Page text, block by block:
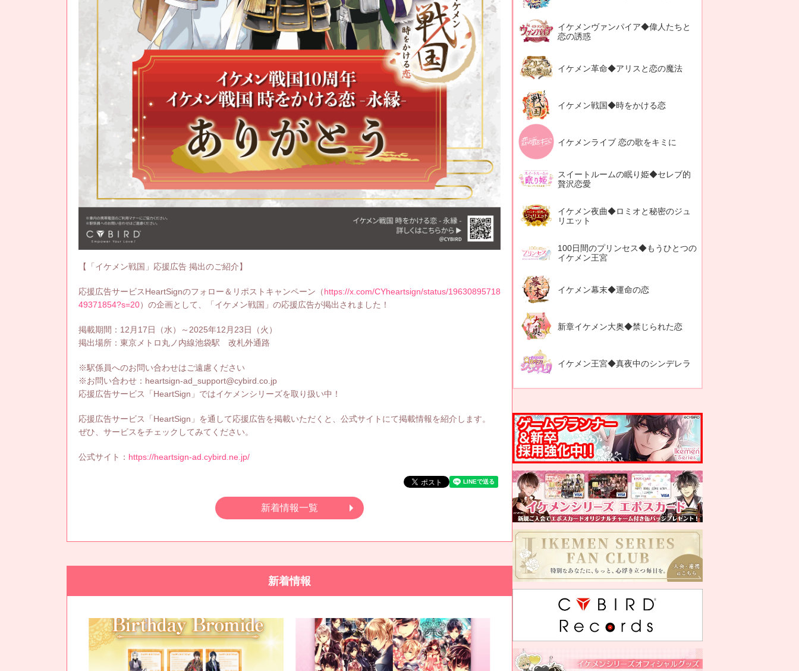
【「イケメン戦国」応援広告 掲出のご紹介】
応援広告サービスHeartSignのフォロー＆リポストキャンペーン（https://x.com/CYheartsign/status/19630895718
49371854?s=20）の企画として、「イケメン戦国」の応援広告が掲出されました！
掲載期間：12月17日（水）～2025年12月23日（火）
掲出場所：東京メトロ丸ノ内線池袋駅 改札外通路
※駅係員へのお問い合わせはご遠慮ください
※お問い合わせ：heartsign-ad_support@cybird.co.jp
応援広告サービス「HeartSign」ではイケメンシリーズを取り扱い中！
応援広告サービス「HeartSign」を通して応援広告を掲載いただくと、公式サイトにて掲載情報を紹介します。
ぜひ、サービスをチェックしてみてください。
公式サイト： https://heartsign-ad.cybird.ne.jp/
新着情報一覧
新着情報
イケメンヴァンパイア◆偉人たちと
恋の誘惑
イケメン革命◆アリスと恋の魔法
イケメン戦国◆時をかける恋
イケメンライブ 恋の歌をキミに
スイートルームの眠り姫◆セレブ的
贅沢恋愛
イケメン夜曲◆ロミオと秘密のジュ
リエット
100日間のプリンセス◆もうひとつの
イケメン王宮
イケメン幕末◆運命の恋
新章イケメン大奥◆禁じられた恋
イケメン王宮◆真夜中のシンデレラ